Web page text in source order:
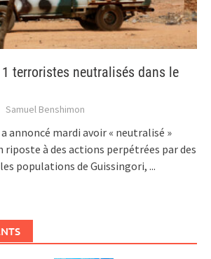
terroristes neutralisés dans le
Samuel Benshimon
annoncé mardi avoir « neutralisé »
à des actions perpétrées par des
populations de Guissingori, ...